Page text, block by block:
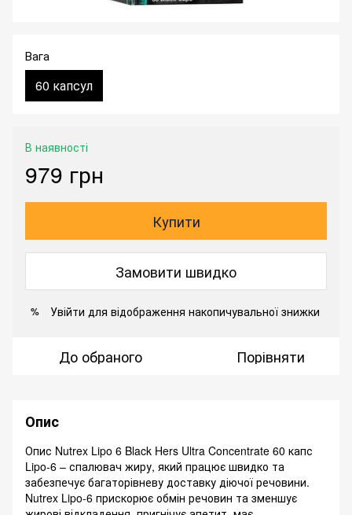
Вага
60 капсул
В наявності
979 грн
Купити
Замовити швидко
% Увійти для відображення накопичувальної знижки
До обраного Порівняти
Опис
Опис Nutrex Lipo 6 Black Hers Ultra Concentrate 60 капс
Lipo-6 – спалювач жиру, який працює швидко та
забезпечує багаторівневу доставку діючої речовини.
Nutrex Lipo-6 прискорює обмін речовин та зменшує